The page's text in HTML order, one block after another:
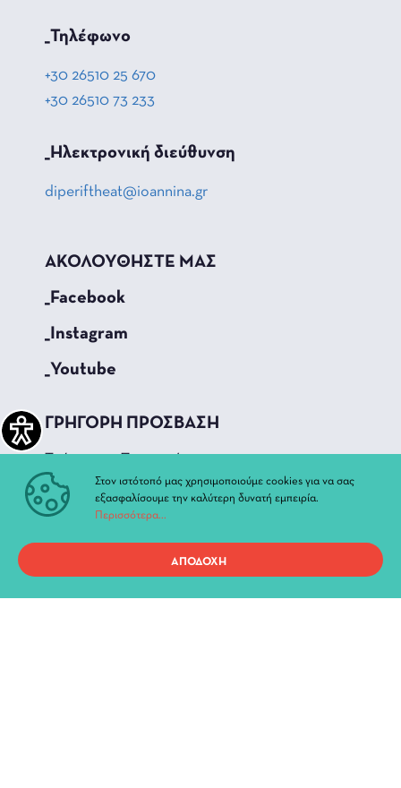
_Τηλέφωνο
+30 26510 25 670
+30 26510 73 233
_Hλεκτρονική διεύθυνση
diperiftheat@ioannina.gr
ΑΚΟΛΟΥΘΗΣΤΕ ΜΑΣ
_Facebook
_Instagram
_Youtube
ΓΡΗΓΟΡΗ ΠΡΟΣΒΑΣΗ
Αρχείο Παραστάσεων
Νέα & Ανακοινώσεις
Χώροι και Αίθουσες
Στον ιστότοπό μας χρησιμοποιούμε cookies για να σας
εξασφαλίσουμε την καλύτερη δυνατή εμπειρία.
Περισσότερα...
ΑΠΟΔΟΧΗ